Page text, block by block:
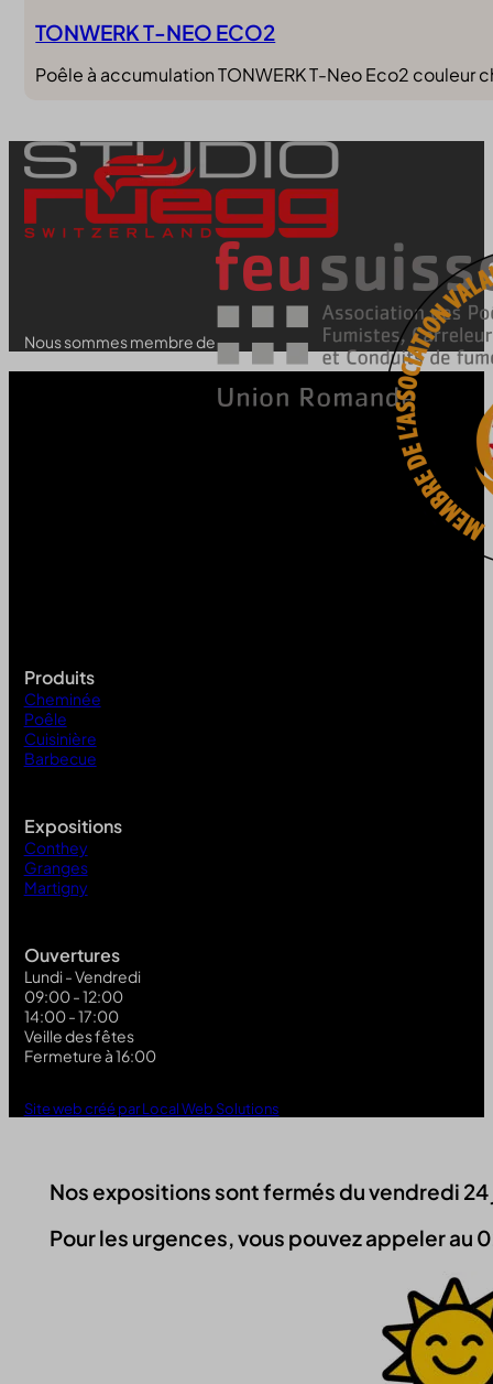
TONWERK T-NEO ECO2
Poêle à accumulation TONWERK T-Neo Eco2 couleur
Nous sommes membre de
Produits
Cheminée
Poêle
Cuisinière
Barbecue
Expositions
Conthey
Granges
Martigny
Ouvertures
Lundi - Vendredi
09:00 - 12:00
14:00 - 17:00
Veille des fêtes
Fermeture à 16:00
Site web créé par Local Web Solutions
Nos expositions sont fermés du vendredi 24
Pour les urgences, vous pouvez appeler au